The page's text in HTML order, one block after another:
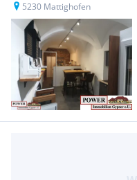
5230 Mattighofen